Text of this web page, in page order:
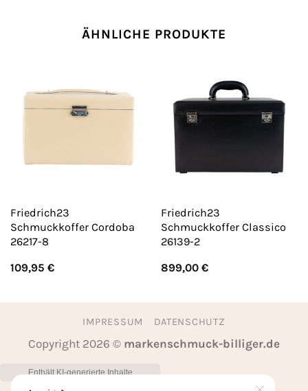
ÄHNLICHE PRODUKTE
Friedrich23
Schmuckkoffer Cordoba
26217-8
109,95 €
Friedrich23
Schmuckkoffer Classico
26139-2
899,00 €
IMPRESSUM DATENSCHUTZ
Copyright 2026 © markenschmuck-billiger.de